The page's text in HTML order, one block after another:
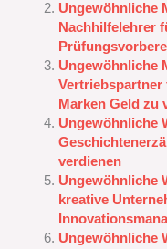
Ungewöhnliche
Nachhilfelehrer
Ungewöhnliche
Marken Geld zu
Ungewöhnliche
verdienen
Ungewöhnliche
kreative
Ungewöhnliche